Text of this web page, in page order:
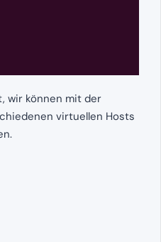
wir können mit der
virtuellen Hosts